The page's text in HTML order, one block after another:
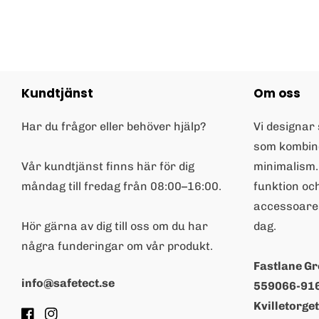
Kundtjänst
Har du frågor eller behöver hjälp?
Vår kundtjänst finns här för dig
måndag till fredag från 08:00–16:00.
Hör gärna av dig till oss om du har
några funderingar om vår produkt.
info@safetect.se
Om oss
Vi designar
som
funktion
dag.
Fastlane
559066-
Kvilletorget